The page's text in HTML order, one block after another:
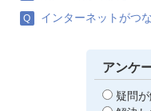
インターネットがつ
アンケ
疑問